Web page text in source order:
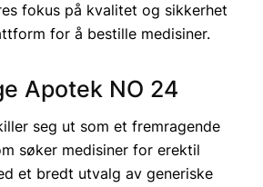
fokus på kvalitet og sikkerhet
for å bestille medisiner.
Apotek NO 24
seg ut som et fremragende
søker medisiner for erektil
et bredt utvalg av generiske